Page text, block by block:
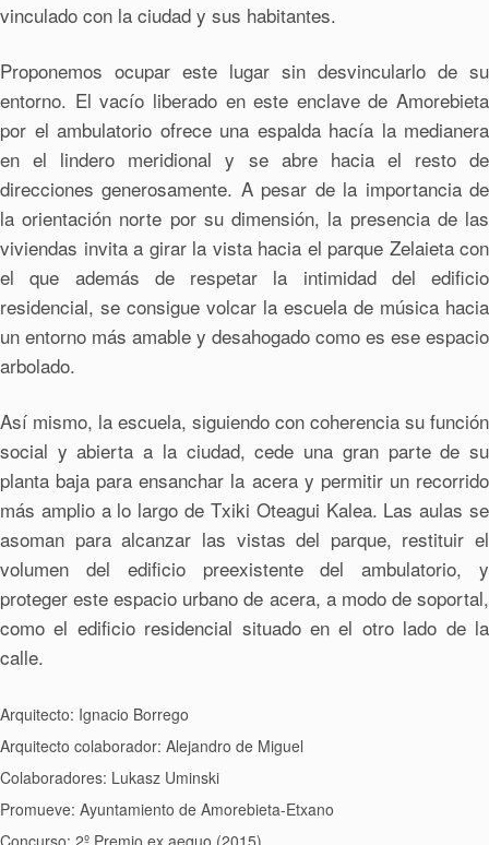
vinculado con la ciudad y sus habitantes.
Proponemos ocupar este lugar sin desvincularlo de su
entorno. El vacío liberado en este enclave de Amorebieta
por el ambulatorio ofrece una espalda hacía la medianera
en el lindero meridional y se abre hacia el resto de
direcciones generosamente. A pesar de la importancia de
la orientación norte por su dimensión, la presencia de las
viviendas invita a girar la vista hacia el parque Zelaieta con
el que además de respetar la intimidad del edificio
residencial, se consigue volcar la escuela de música hacia
un entorno más amable y desahogado como es ese espacio
arbolado.
Así mismo, la escuela, siguiendo con coherencia su función
social y abierta a la ciudad, cede una gran parte de su
planta baja para ensanchar la acera y permitir un recorrido
más amplio a lo largo de Txiki Oteagui Kalea. Las aulas se
asoman para alcanzar las vistas del parque, restituir el
volumen del edificio preexistente del ambulatorio, y
proteger este espacio urbano de acera, a modo de soportal,
como el edificio residencial situado en el otro lado de la
calle.
Arquitecto: Ignacio Borrego
Arquitecto colaborador: Alejandro de Miguel
Colaboradores: Lukasz Uminski
Promueve: Ayuntamiento de Amorebieta-Etxano
Concurso: 2º Premio ex aequo (2015)